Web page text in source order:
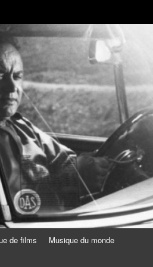
de films Musique du monde